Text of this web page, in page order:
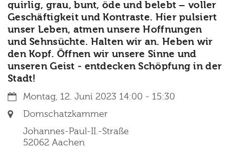
quirlig, grau, bunt, öde und belebt – voller
Geschäftigkeit und Kontraste. Hier pulsiert
unser Leben, atmen unsere Hoffnungen
und Sehnsüchte. Halten wir an. Heben wir
den Kopf. Öffnen wir unsere Sinne und
unseren Geist - entdecken Schöpfung in der
Stadt!
Datum:Montag, 12. Juni 2023 14:00 - 15:30
Ort: Domschatzkammer
Johannes-Paul-II.-Straße
52062 Aachen